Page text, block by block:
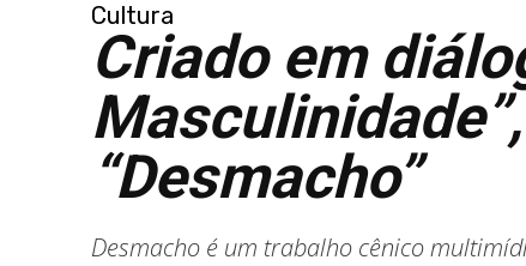
Cultura
Criado em
“Desmacho”
Desmacho é um trabalho cênico